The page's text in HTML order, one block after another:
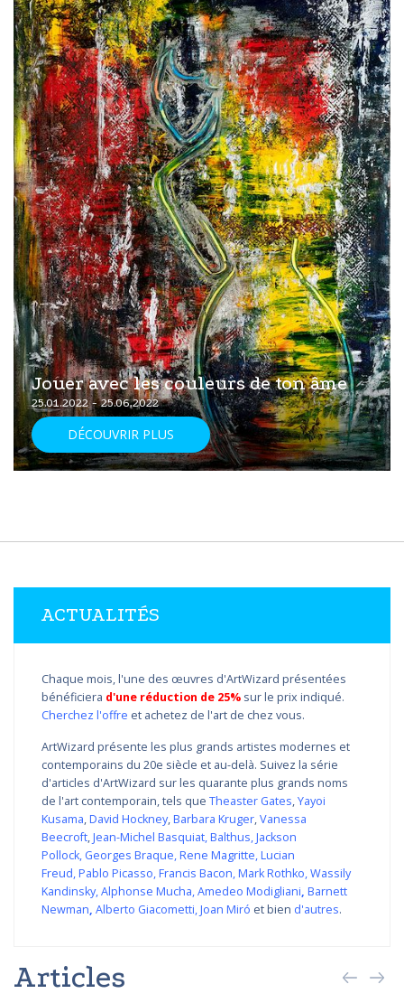
Jouer avec les couleurs de ton âme
25.01.2022 - 25.06.2022
DÉCOUVRIR PLUS
ACTUALITÉS
Chaque mois, l'une des œuvres d'ArtWizard présentées
bénéficiera d'une réduction de 25% sur le prix indiqué.
Cherchez l'offre et achetez de l'art de chez vous.
ArtWizard présente les plus grands artistes modernes et
contemporains du 20e siècle et au-delà. Suivez la série
d'articles d'ArtWizard sur les quarante plus grands noms
de l'art contemporain, tels que Theaster Gates,Yayoi
Kusama,David Hockney,Barbara Kruger,Vanessa
Beecroft,Jean-Michel Basquiat,Balthus,Jackson
Pollock, Georges Braque,Rene Magritte,Lucian
Freud,Pablo Picasso,Francis Bacon,Mark Rothko,Wassily
Kandinsky,Alphonse Mucha,Amedeo Modigliani, Barnett
Newman, Alberto Giacometti,Joan Miró et bien d'autres.
Articles